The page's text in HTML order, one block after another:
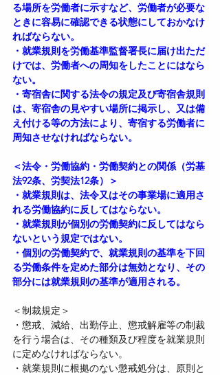
る場所を労働者に示すなど、労働者が必要な
ときに容易に確認できる状態にしておかなけ
ればならない。
・就業規則を労働基準監督署長に届け出ただ
けでは、労働者への周知をしたことにはなら
ない。
・寄宿舎に関する法令の規定及び寄宿舎規則
は、寄宿舎の見やすい場所に掲示し、又は備
え付ける等の方法により、寄宿する労働者に
周知させなければならない。
＜法令・労働協約・労働契約との関係（労基
法92条、労契法12条）＞
・就業規則は、法令又はその事業場に適用さ
れる労働協約に反してはならない。
・就業規則が個別の労働契約に反してはなら
ないという規定ではない。
・個別の労働契約で、就業規則の基準を下回
る労働条件を定めた部分は無効となり、その
部分には就業規則の基準が適用される。
＜制裁規定＞
・懲戒、減給、出勤停止、懲戒解雇等の制裁
を行う場合は、その種類及び程度を就業規則
に定めなければならない。
・就業規則に根拠のない懲戒処分は、原則と